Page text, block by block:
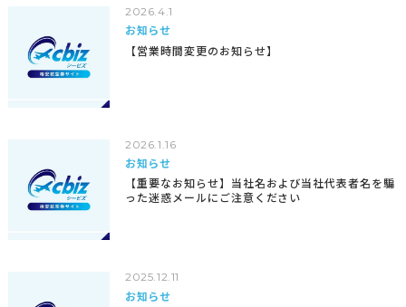
2026.4.1
お知らせ
【営業時間変更のお知らせ】
2026.1.16
お知らせ
【重要なお知らせ】当社名および当社代表者名を騙
った迷惑メールにご注意ください
2025.12.11
お知らせ